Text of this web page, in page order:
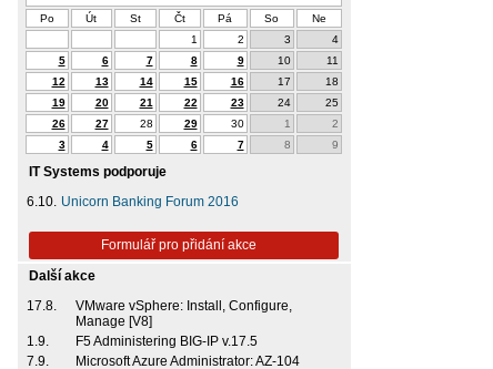
Po Út St Čt Pá So
Ne
1
2 3
4
5
6 7 8 9 10
11
12
13 14 15 16 17
18
19
20 21 22 23 24
25
26
27 28 29 30 1
2
3
4 5 6 7 8 9
IT Systems podporuje
6.10. Unicorn Banking Forum 2016
Formulář pro přidání akce
Další akce
17.8.
VMware vSphere: Install, Configure,
Manage [V8]
1.9.
F5 Administering BIG-IP v.17.5
7.9.
Microsoft Azure Administrator: AZ-104